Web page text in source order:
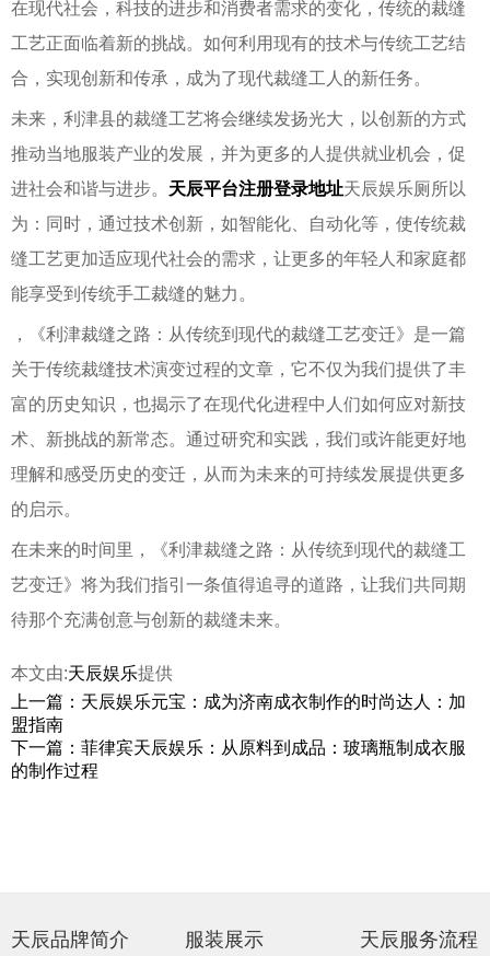
在现代社会，科技的进步和消费者需求的变化，传统的裁缝
工艺正面临着新的挑战。如何利用现有的技术与传统工艺结
合，实现创新和传承，成为了现代裁缝工人的新任务。
未来，利津县的裁缝工艺将会继续发扬光大，以创新的方式
推动当地服装产业的发展，并为更多的人提供就业机会，促
进社会和谐与进步。 天辰平台注册登录地址天辰娱乐厕所以
为：同时，通过技术创新，如智能化、自动化等，使传统裁
缝工艺更加适应现代社会的需求，让更多的年轻人和家庭都
能享受到传统手工裁缝的魅力。
，《利津裁缝之路：从传统到现代的裁缝工艺变迁》是一篇
关于传统裁缝技术演变过程的文章，它不仅为我们提供了丰
富的历史知识，也揭示了在现代化进程中人们如何应对新技
术、新挑战的新常态。通过研究和实践，我们或许能更好地
理解和感受历史的变迁，从而为未来的可持续发展提供更多
的启示。
在未来的时间里，《利津裁缝之路：从传统到现代的裁缝工
艺变迁》将为我们指引一条值得追寻的道路，让我们共同期
待那个充满创意与创新的裁缝未来。
本文由:天辰娱乐提供
上一篇：天辰娱乐元宝：成为济南成衣制作的时尚达人：加
盟指南
下一篇：菲律宾天辰娱乐：从原料到成品：玻璃瓶制成衣服
的制作过程
天辰品牌简介 服装展示 天辰服务流程